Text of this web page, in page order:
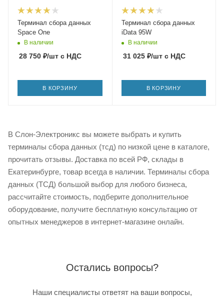
Терминал сбора данных
Space One
В наличии
28 750 ₽/шт с НДС
В КОРЗИНУ
Терминал сбора данных
iData 95W
В наличии
31 025₽/штс НДС
В КОРЗИНУ
В Слон-Электроникс вы можете выбрать и купить
терминалы сбора данных (тсд) по низкой цене в каталоге,
прочитать отзывы. Доставка по всей РФ, склады в
Екатеринбурге, товар всегда в наличии. Терминалы сбора
данных (ТСД) большой выбор для любого бизнеса,
рассчитайте стоимость, подберите дополнительное
оборудование, получите бесплатную консультацию от
опытных менеджеров в интернет-магазине онлайн.
Остались вопросы?
Наши специалисты ответят на ваши вопросы,